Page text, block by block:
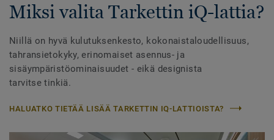
Miksi valita Tarkettin iQ-lattia?
Niillä on hyvä kulutuksenkesto, kokonaistaloudellisuus,
tahransietokyky, erinomaiset asennus- ja
sisäympäristöominaisuudet - eikä designista
tarvitse tinkiä.
HALUATKO TIETÄÄ LISÄÄ TARKETTIN IQ-LATTIOISTA?